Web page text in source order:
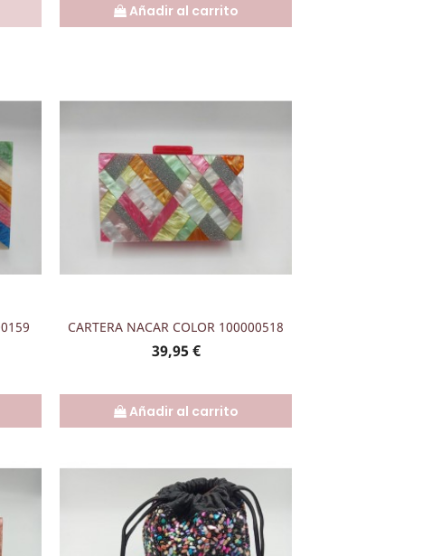
Añadir al carrito
CARTERA NACAR COLOR 100000518
Precio
39,95 €
Añadir al carrito
